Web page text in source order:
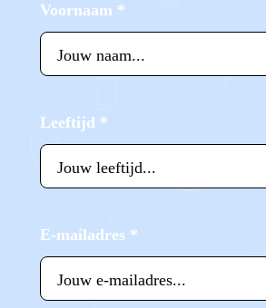
Voornaam *
Leeftijd *
E-mailadres *